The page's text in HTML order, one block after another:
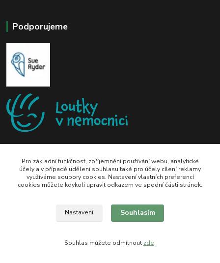
Podporujeme
zeli-kn@seznam.cz
Pro základní funkčnost, zpříjemnění používání webu, analytické
účely a v případě udělení souhlasu také pro účely cílení reklamy
využíváme soubory cookies. Nastavení vlastních preferencí
cookies můžete kdykoli upravit odkazem ve spodní části stránek.
Nastavení Souhlasím
Souhlas můžete odmítnout zde.